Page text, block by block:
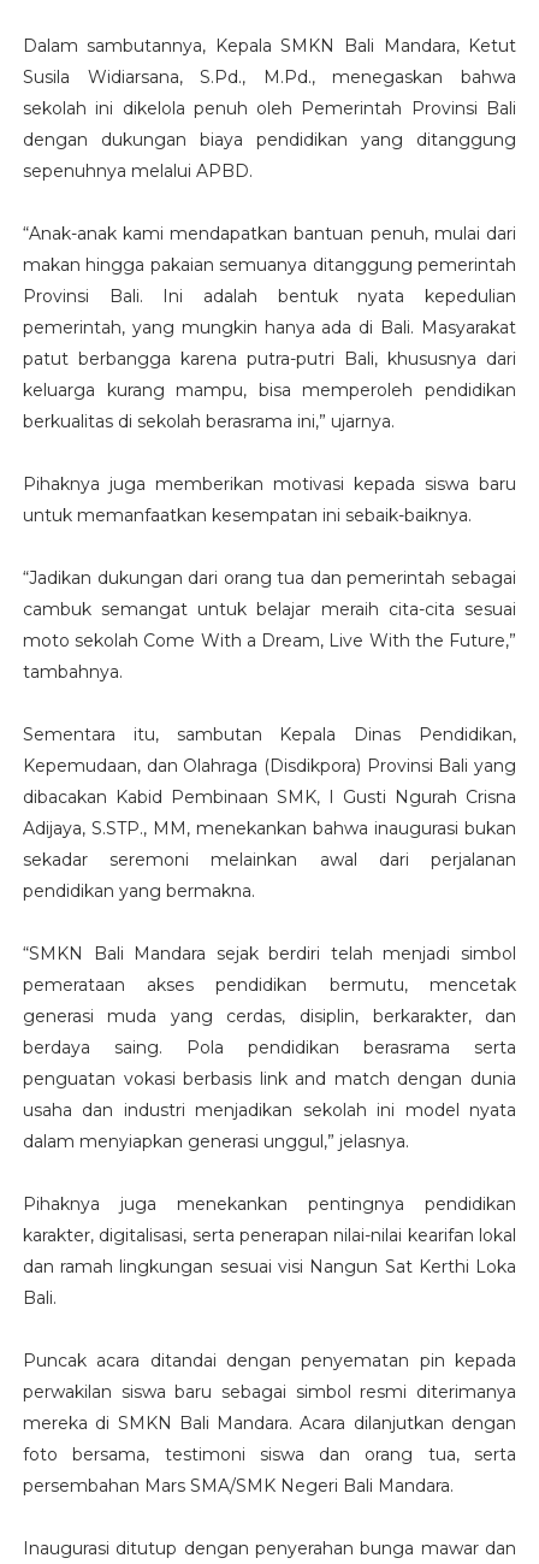
Dalam sambutannya, Kepala SMKN Bali Mandara, Ketut
Susila Widiarsana, S.Pd., M.Pd., menegaskan bahwa
sekolah ini dikelola penuh oleh Pemerintah Provinsi Bali
dengan dukungan biaya pendidikan yang ditanggung
sepenuhnya melalui APBD.
“Anak-anak kami mendapatkan bantuan penuh, mulai dari
makan hingga pakaian semuanya ditanggung pemerintah
Provinsi Bali. Ini adalah bentuk nyata kepedulian
pemerintah, yang mungkin hanya ada di Bali. Masyarakat
patut berbangga karena putra-putri Bali, khususnya dari
keluarga kurang mampu, bisa memperoleh pendidikan
berkualitas di sekolah berasrama ini,” ujarnya.
Pihaknya juga memberikan motivasi kepada siswa baru
untuk memanfaatkan kesempatan ini sebaik-baiknya.
“Jadikan dukungan dari orang tua dan pemerintah sebagai
cambuk semangat untuk belajar meraih cita-cita sesuai
moto sekolah Come With a Dream, Live With the Future,”
tambahnya.
Sementara itu, sambutan Kepala Dinas Pendidikan,
Kepemudaan, dan Olahraga (Disdikpora) Provinsi Bali yang
dibacakan Kabid Pembinaan SMK, I Gusti Ngurah Crisna
Adijaya, S.STP., MM, menekankan bahwa inaugurasi bukan
sekadar seremoni melainkan awal dari perjalanan
pendidikan yang bermakna.
“SMKN Bali Mandara sejak berdiri telah menjadi simbol
pemerataan akses pendidikan bermutu, mencetak
generasi muda yang cerdas, disiplin, berkarakter, dan
berdaya saing. Pola pendidikan berasrama serta
penguatan vokasi berbasis link and match dengan dunia
usaha dan industri menjadikan sekolah ini model nyata
dalam menyiapkan generasi unggul,” jelasnya.
Pihaknya juga menekankan pentingnya pendidikan
karakter, digitalisasi, serta penerapan nilai-nilai kearifan lokal
dan ramah lingkungan sesuai visi Nangun Sat Kerthi Loka
Bali.
Puncak acara ditandai dengan penyematan pin kepada
perwakilan siswa baru sebagai simbol resmi diterimanya
mereka di SMKN Bali Mandara. Acara dilanjutkan dengan
foto bersama, testimoni siswa dan orang tua, serta
persembahan Mars SMA/SMK Negeri Bali Mandara.
Inaugurasi ditutup dengan penyerahan bunga mawar dan